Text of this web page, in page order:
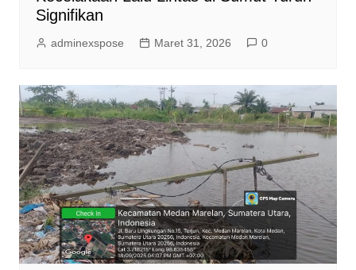
Signifikan
adminexspose Maret 31, 2026 0